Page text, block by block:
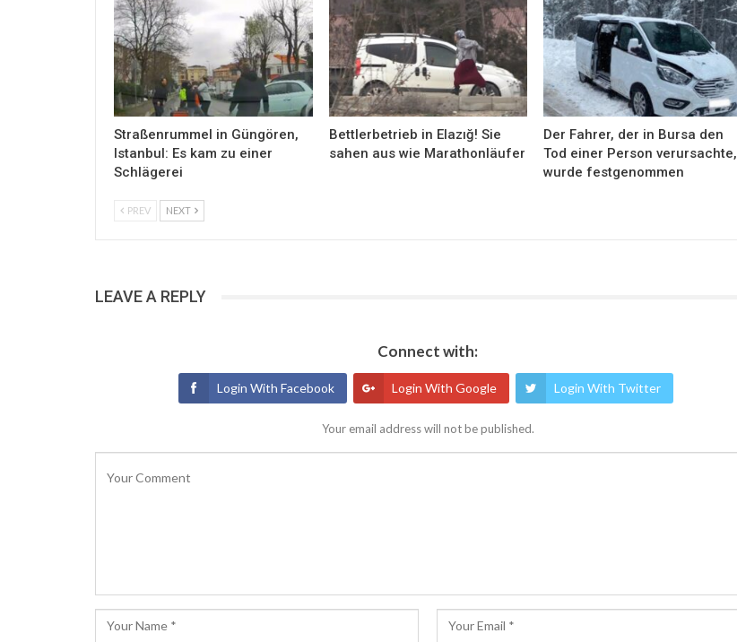
Straßenrummel in Güngören,
Istanbul: Es kam zu einer
Schlägerei
Bettlerbetrieb in Elazığ! Sie
sahen aus wie Marathonläufer
Der Fahrer, der in Bursa den
Tod einer Person verursachte,
wurde festgenommen
PREV NEXT
LEAVE A REPLY
Connect with:
Login With Facebook Login With Google Login With Twitter
Your email address will not be published.